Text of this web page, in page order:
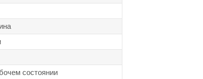
состоянии